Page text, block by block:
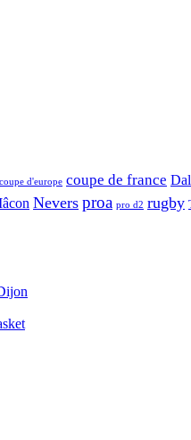
coupe d'europe coupe de france
Nevers proa pro d2 rugby